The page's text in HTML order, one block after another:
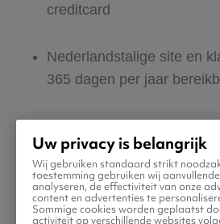
creditcard
Nederlandstalige site en
365 dagen per jaar
Boek ook direct een hotel
in Pereira
Uw privacy is belangrijk
Wij gebruiken standaard strikt
toestemming gebruiken wij
analyseren, de effectiviteit van onze
content en advertenties te
Sommige cookies worden geplaatst
activiteit op verschillende websites